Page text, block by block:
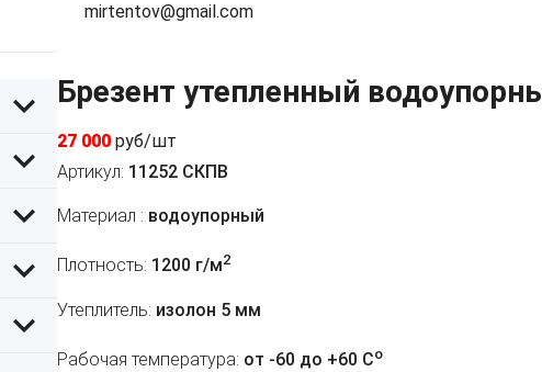
mirtentov@gmail.com
Брезент утепленный
27 000 руб/шт
Артикул: 11252 СКПВ
Материал : водоупорный
Плотность: 1200 г/м2
Утеплитель: изолон 5 мм
Рабочая температура: от -60 до +60 Co